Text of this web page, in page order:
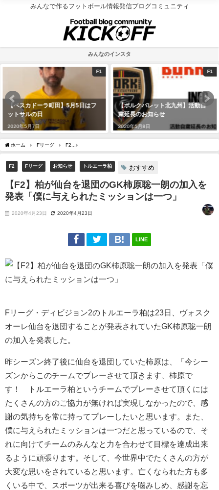
みんなで作るフットボール情報発信ブログコミュニティ
みんなのインスタ
F1
【ボルクバレット北九州】活動自
粛延長のお知らせ
2020年5月8日
地域
SuperSports XEBIO 第20回
チャンピオンズリーグ2020/2/
果
ホーム Fリーグ F2
F2 Fリーグ お知らせ トルエーラ柏 おすすめ
【F2】柏が仙台を退団のGK柿原聡一朗の加入を
発表「僕に与えられたミッションは一つ」
2020年4月23日 2020年4月23日
LINE
Fリーグ・ディビジョン2のトルエーラ柏は23日、ヴォスク
オーレ仙台を退団することが発表されていたGK柿原聡一朗
の加入を発表した。
昨シーズン終了後に仙台を退団していた柿原は、「今シー
ズンからこのチームでプレーさせて頂きます、柿原で
す！ トルエーラ柏というチームでプレーさせて頂くには
たくさんの方のご協力が無ければ実現しなかったので、感
謝の気持ちを常に持ってプレーしたいと思います。また、
僕に与えられたミッションは一つだと思っているので、そ
れに向けてチームのみんなと力を合わせて目標を達成出来
るように頑張ります。そして、今世界中でたくさんの方が
大変な思いをされていると思います。亡くなられた方も多
くいる中で、スポーツが出来る喜びを噛みしめ、感謝を忘